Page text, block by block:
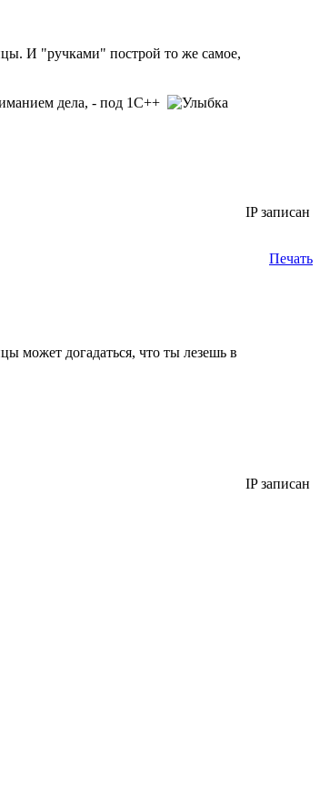
И "ручками" построй то же самое,
дела, - под 1С++
IP записан
Печать
может догадаться, что ты лезешь в
IP записан